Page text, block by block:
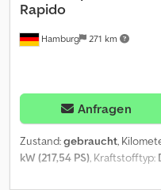
Hamburg 271 km
Rapido
Anfragen
Zustand:gebraucht,
kW (217,54 PS), Kraftstofftyp:
,